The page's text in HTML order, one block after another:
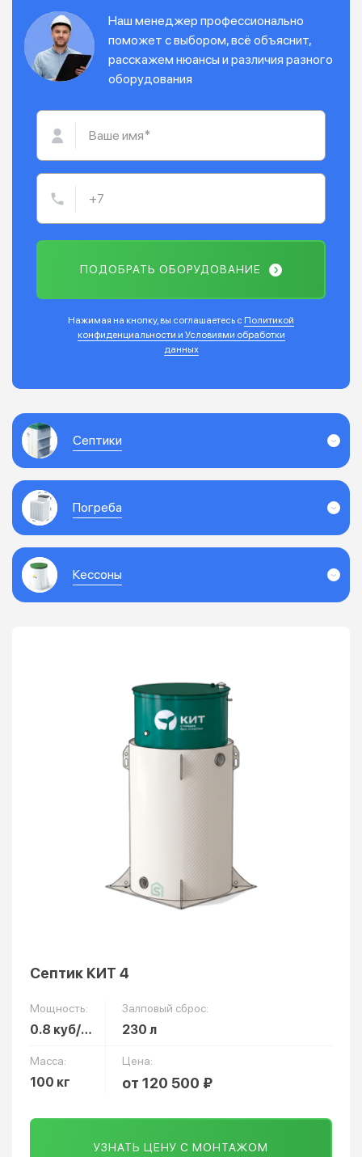
Наш менеджер профессионально
поможет с выбором, всё объяснит,
расскажем нюансы и различия разного
оборудования
ПОДОБРАТЬ ОБОРУДОВАНИЕ
Нажимая на кнопку, вы соглашаетесь с Политикой
конфиденциальности и Условиями обработки
данных
Септики
Погреба
Кессоны
Септик КИТ 4
Мощность:
0.8 куб/сут
Залповый сброс:
230 л
Масса:
100 кг
Цена:
от 120 500 ₽
УЗНАТЬ ЦЕНУ С МОНТАЖОМ